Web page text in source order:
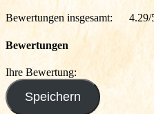
Bewertungen insgesamt: 4.29/
Bewertungen
Ihre Bewertung: